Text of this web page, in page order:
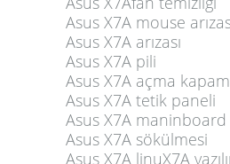
Asus X7A mouse
Asus X7A arızası
Asus X7A pili
Asus X7A açma
Asus X7A tetik paneli
Asus X7A maninboard
Asus X7A sökülmesi
Asus X7A linuX7A